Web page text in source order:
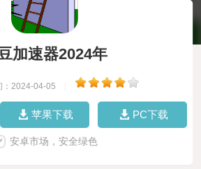
加速器2024年
：2024-04-05
苹果下载 PC下载
安卓市场，安全绿色